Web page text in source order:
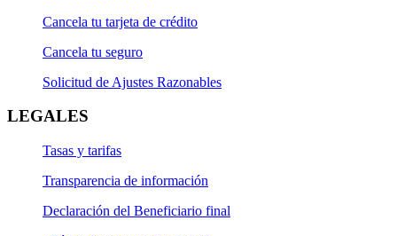
Cancela tu tarjeta de crédito
Cancela tu seguro
Solicitud de Ajustes Razonables
LEGALES
Tasas y tarifas
Transparencia de información
Declaración del Beneficiario final